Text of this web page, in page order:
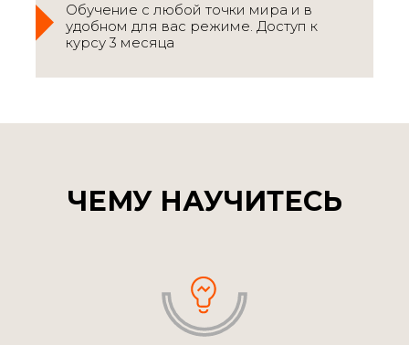
После прохождения курса выдается
сертификат.
Обучение с любой точки мира и в
удобном для вас режиме. Доступ к
курсу 3 месяца
ЧЕМУ НАУЧИТЕСЬ